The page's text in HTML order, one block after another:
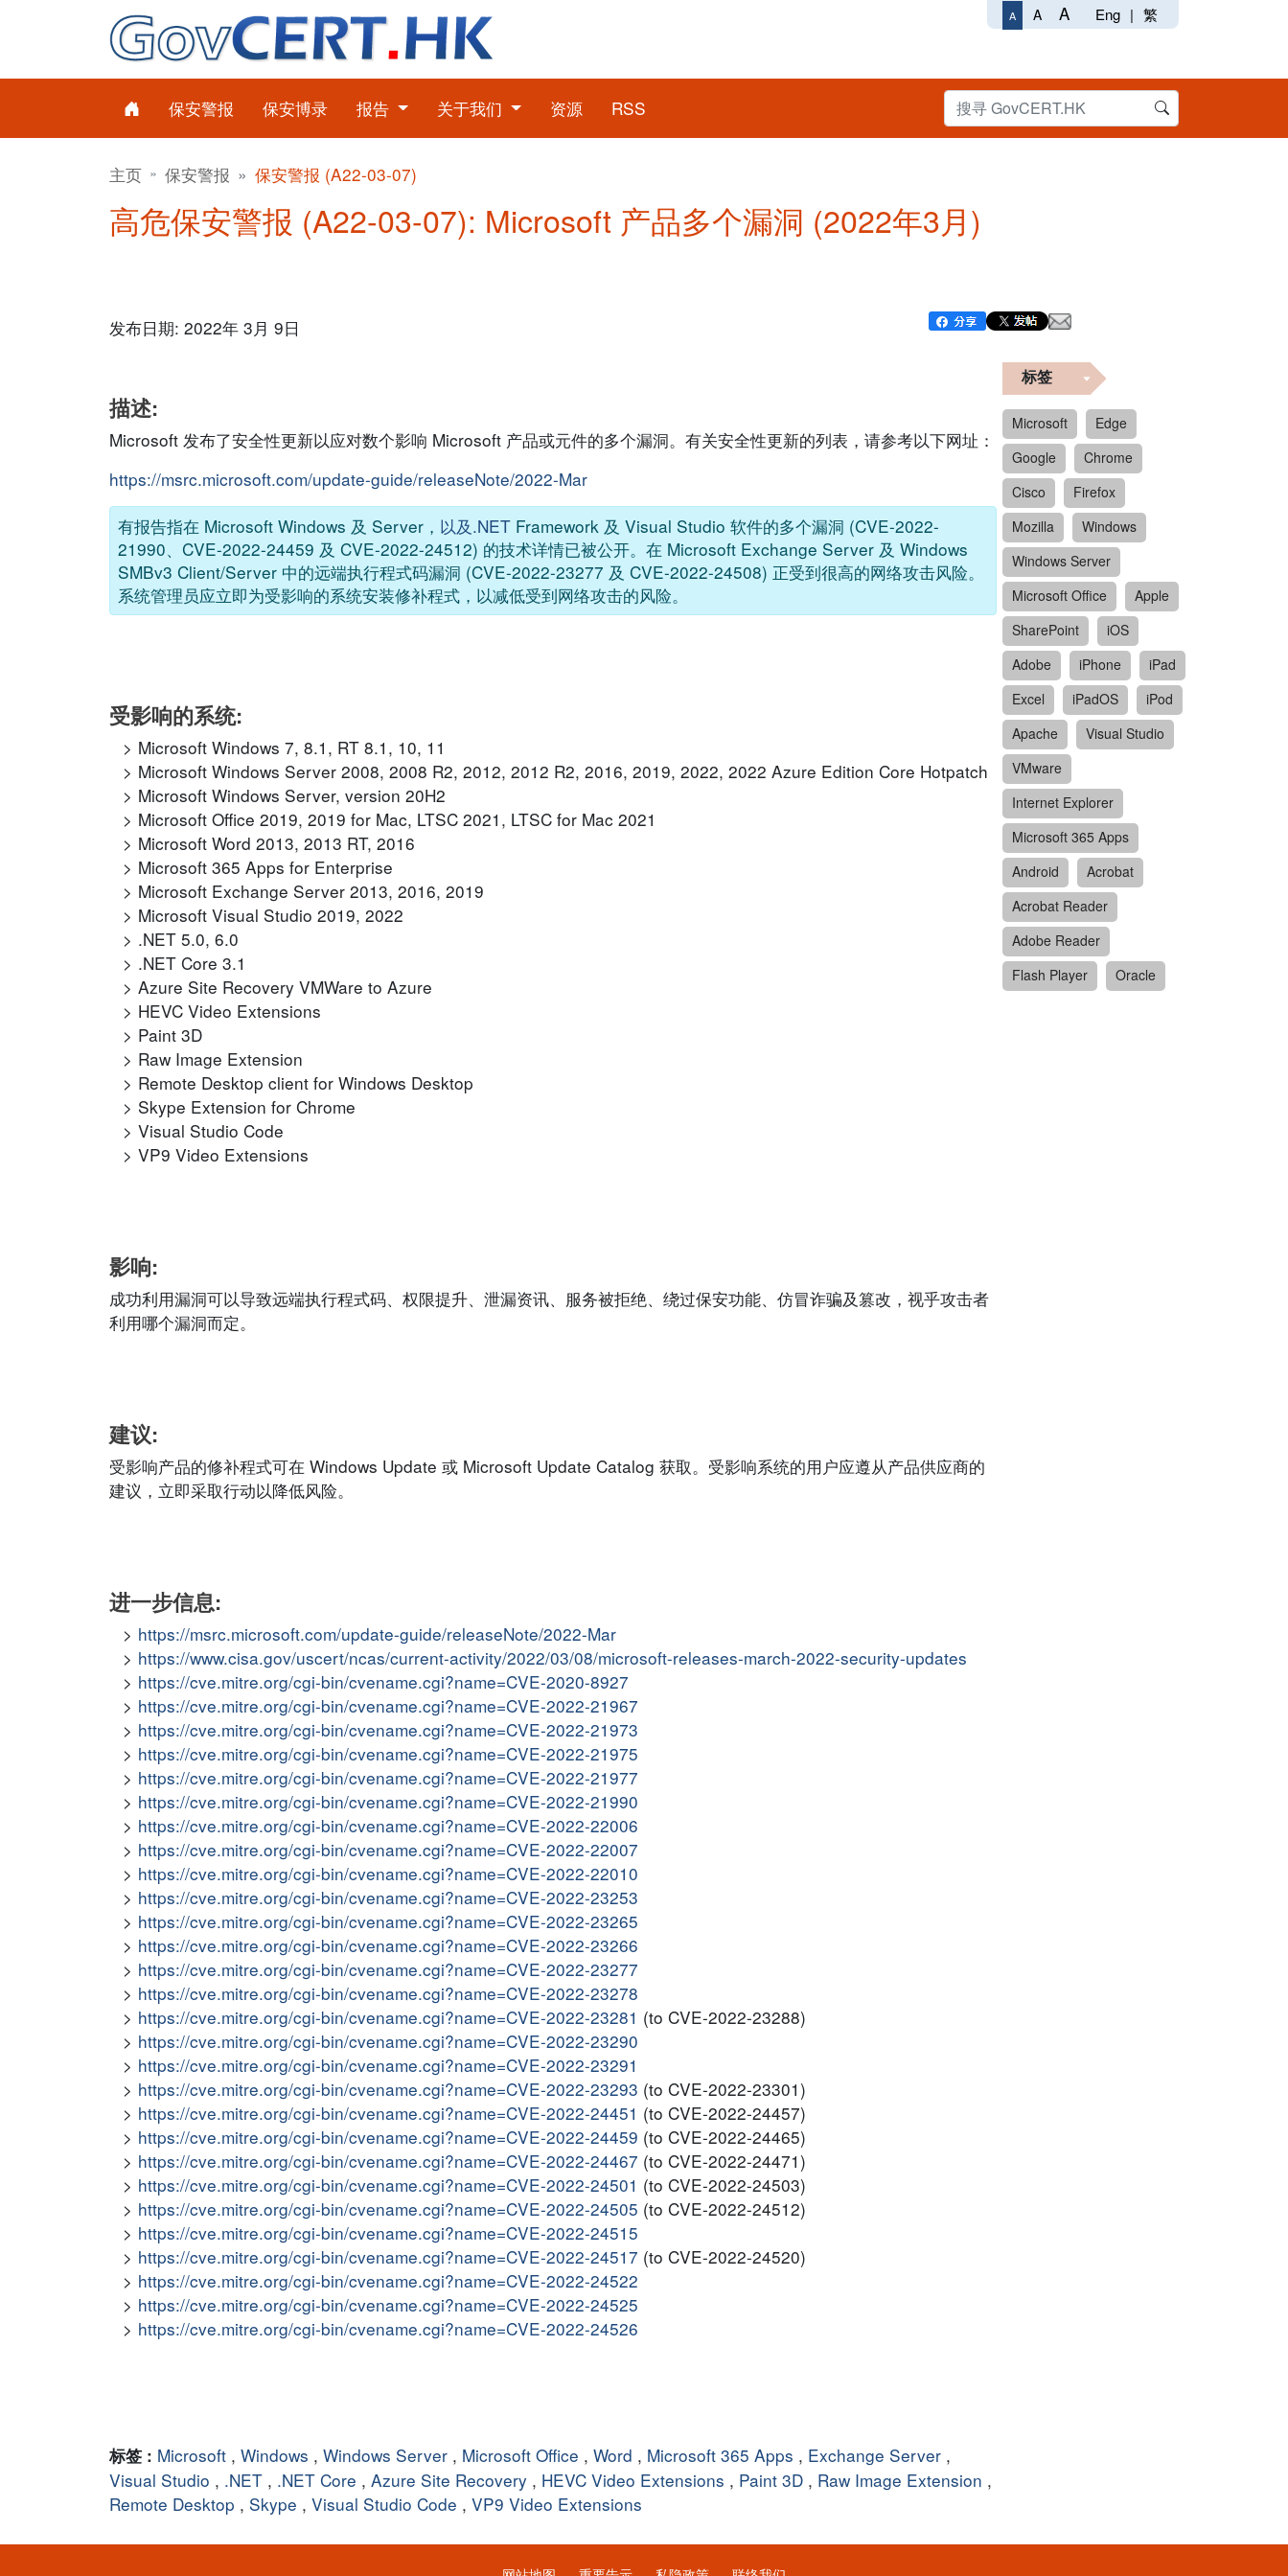
A A A Eng | 繁
保安警报 保安博录 报告 关于我们 资源 RSS
主页 保安警报 保安警报 (A22-03-07)
高危保安警报 (A22-03-07): Microsoft 产品多个漏洞 (2022年3月)
发布日期: 2022年 3月 9日
描述:
Microsoft 发布了安全性更新以应对数个影响 Microsoft 产品或元件的多个漏洞。有关安全性更新的列表，请参考以下网址：
https://msrc.microsoft.com/update-guide/releaseNote/2022-Mar
有报告指在 Microsoft Windows 及 Server， 以及.NET Framework 及 Visual Studio 软件的多个漏洞 (CVE-2022-
21990、CVE-2022-24459 及 CVE-2022-24512) 的技术详情已被公开。在 Microsoft Exchange Server 及 Windows
SMBv3 Client/Server 中的远端执行程式码漏洞 (CVE-2022-23277 及 CVE-2022-24508) 正受到很高的网络攻击风险。
系统管理员应立即为受影响的系统安装修补程式，以减低受到网络攻击的风险。
受影响的系统:
Microsoft Windows 7, 8.1, RT 8.1, 10, 11
Microsoft Windows Server 2008, 2008 R2, 2012, 2012 R2, 2016, 2019, 2022, 2022 Azure Edition Core Hotpatch
Microsoft Windows Server, version 20H2
Microsoft Office 2019, 2019 for Mac, LTSC 2021, LTSC for Mac 2021
Microsoft Word 2013, 2013 RT, 2016
Microsoft 365 Apps for Enterprise
Microsoft Exchange Server 2013, 2016, 2019
Microsoft Visual Studio 2019, 2022
.NET 5.0, 6.0
.NET Core 3.1
Azure Site Recovery VMWare to Azure
HEVC Video Extensions
Paint 3D
Raw Image Extension
Remote Desktop client for Windows Desktop
Skype Extension for Chrome
Visual Studio Code
VP9 Video Extensions
影响:
成功利用漏洞可以导致远端执行程式码、权限提升、泄漏资讯、服务被拒绝、绕过保安功能、仿冒诈骗及篡改，视乎攻击者
利用哪个漏洞而定。
建议:
受影响产品的修补程式可在 Windows Update 或 Microsoft Update Catalog 获取。受影响系统的用户应遵从产品供应商的
建议，立即采取行动以降低风险。
进一步信息:
https://msrc.microsoft.com/update-guide/releaseNote/2022-Mar
https://www.cisa.gov/uscert/ncas/current-activity/2022/03/08/microsoft-releases-march-2022-security-updates
https://cve.mitre.org/cgi-bin/cvename.cgi?name=CVE-2020-8927
https://cve.mitre.org/cgi-bin/cvename.cgi?name=CVE-2022-21967
https://cve.mitre.org/cgi-bin/cvename.cgi?name=CVE-2022-21973
https://cve.mitre.org/cgi-bin/cvename.cgi?name=CVE-2022-21975
https://cve.mitre.org/cgi-bin/cvename.cgi?name=CVE-2022-21977
https://cve.mitre.org/cgi-bin/cvename.cgi?name=CVE-2022-21990
https://cve.mitre.org/cgi-bin/cvename.cgi?name=CVE-2022-22006
https://cve.mitre.org/cgi-bin/cvename.cgi?name=CVE-2022-22007
https://cve.mitre.org/cgi-bin/cvename.cgi?name=CVE-2022-22010
https://cve.mitre.org/cgi-bin/cvename.cgi?name=CVE-2022-23253
https://cve.mitre.org/cgi-bin/cvename.cgi?name=CVE-2022-23265
https://cve.mitre.org/cgi-bin/cvename.cgi?name=CVE-2022-23266
https://cve.mitre.org/cgi-bin/cvename.cgi?name=CVE-2022-23277
https://cve.mitre.org/cgi-bin/cvename.cgi?name=CVE-2022-23278
https://cve.mitre.org/cgi-bin/cvename.cgi?name=CVE-2022-23281 (to CVE-2022-23288)
https://cve.mitre.org/cgi-bin/cvename.cgi?name=CVE-2022-23290
https://cve.mitre.org/cgi-bin/cvename.cgi?name=CVE-2022-23291
https://cve.mitre.org/cgi-bin/cvename.cgi?name=CVE-2022-23293 (to CVE-2022-23301)
https://cve.mitre.org/cgi-bin/cvename.cgi?name=CVE-2022-24451 (to CVE-2022-24457)
https://cve.mitre.org/cgi-bin/cvename.cgi?name=CVE-2022-24459 (to CVE-2022-24465)
https://cve.mitre.org/cgi-bin/cvename.cgi?name=CVE-2022-24467 (to CVE-2022-24471)
https://cve.mitre.org/cgi-bin/cvename.cgi?name=CVE-2022-24501 (to CVE-2022-24503)
https://cve.mitre.org/cgi-bin/cvename.cgi?name=CVE-2022-24505 (to CVE-2022-24512)
https://cve.mitre.org/cgi-bin/cvename.cgi?name=CVE-2022-24515
https://cve.mitre.org/cgi-bin/cvename.cgi?name=CVE-2022-24517 (to CVE-2022-24520)
https://cve.mitre.org/cgi-bin/cvename.cgi?name=CVE-2022-24522
https://cve.mitre.org/cgi-bin/cvename.cgi?name=CVE-2022-24525
https://cve.mitre.org/cgi-bin/cvename.cgi?name=CVE-2022-24526
标签 : Microsoft , Windows , Windows Server , Microsoft Office , Word , Microsoft 365 Apps , Exchange Server ,
Visual Studio , .NET , .NET Core , Azure Site Recovery , HEVC Video Extensions , Paint 3D , Raw Image Extension ,
Remote Desktop , Skype , Visual Studio Code , VP9 Video Extensions
标签
Microsoft
Edge
Google
Chrome
Cisco
Firefox
Mozilla
Windows
Windows Server
Microsoft Office
Apple
SharePoint
iOS
Adobe
iPhone
iPad
Excel
iPadOS
iPod
Apache
Visual Studio
VMware
Internet Explorer
Microsoft 365 Apps
Android
Acrobat
Acrobat Reader
Adobe Reader
Flash Player
Oracle